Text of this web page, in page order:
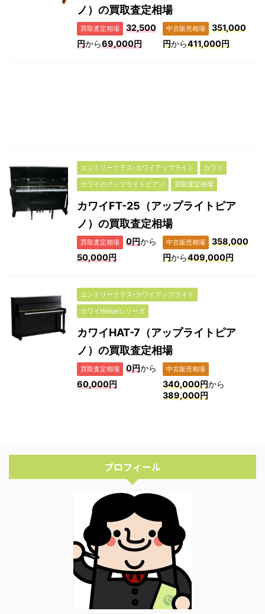
ノ）の買取査定相場
買取査定相場
32,500
円から69,000円
中古販売相場
351,000
円から411,000円
エントリークラス-カワイアップライト
カワイ
カワイのアップライトピアノ
買取査定相場
カワイFT-25（アップライトピア
ノ）の買取査定相場
買取査定相場 0円から
50,000円
中古販売相場
358,000
円から409,000円
エントリークラス-カワイアップライト
カワイHeiseiシリーズ
カワイHAT-7（アップライトピア
ノ）の買取査定相場
買取査定相場 0円から
60,000円
中古販売相場
340,000円から
389,000円
プロフィール